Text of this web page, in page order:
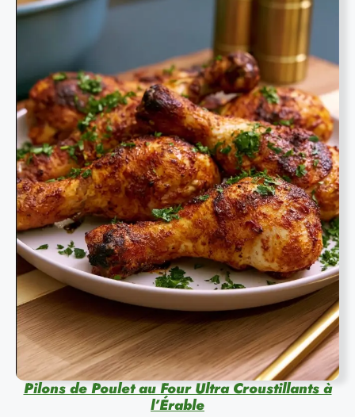
Pilons de Poulet au Four Ultra Croustillants à
l’Érable